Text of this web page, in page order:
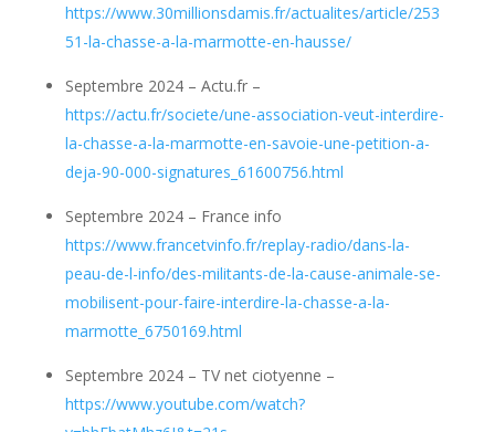
https://www.30millionsdamis.fr/actualites/article/253
51-la-chasse-a-la-marmotte-en-hausse/
Septembre 2024 – Actu.fr –
https://actu.fr/societe/une-association-veut-interdire-
la-chasse-a-la-marmotte-en-savoie-une-petition-a-
deja-90-000-signatures_61600756.html
Septembre 2024 – France info
https://www.francetvinfo.fr/replay-radio/dans-la-
peau-de-l-info/des-militants-de-la-cause-animale-se-
mobilisent-pour-faire-interdire-la-chasse-a-la-
marmotte_6750169.html
Septembre 2024 – TV net ciotyenne –
https://www.youtube.com/watch?